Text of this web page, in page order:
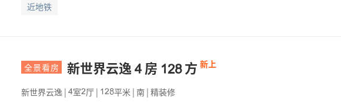
近地铁
全景看房 新世界云逸 房 方 新上
新世界云逸 | 室厅 |  平米 | 南 | 精装修